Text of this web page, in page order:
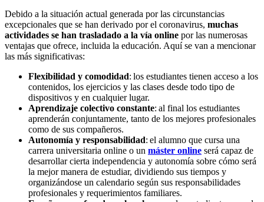
Debido a la situación actual generada por las circunstancias
excepcionales que se han derivado por el coronavirus, muchas
actividades se han trasladado a la vía online por las numerosas
ventajas que ofrece, incluida la educación. Aquí se van a mencionar
las más significativas:
Flexibilidad y comodidad: los estudiantes tienen acceso a los
contenidos, los ejercicios y las clases desde todo tipo de
dispositivos y en cualquier lugar.
Aprendizaje colectivo constante: al final los estudiantes
aprenderán conjuntamente, tanto de los mejores profesionales
como de sus compañeros.
Autonomía y responsabilidad: el alumno que cursa una
carrera universitaria online o un máster online será capaz de
desarrollar cierta independencia y autonomía sobre cómo será
la mejor manera de estudiar, dividiendo sus tiempos y
organizándose un calendario según sus responsabilidades
profesionales y requerimientos familiares.